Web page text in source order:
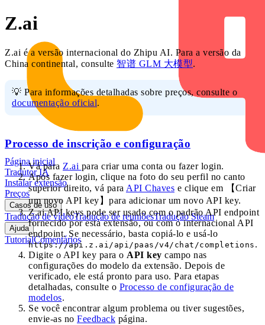
Página inicial
Tradutor IA
Instalar extensão
Preços
Casos de uso
Tradução de vídeoTradução de reuniõesTradução Steam
Ajuda
TutorialComentários
Z.ai
Z.ai é a versão internacional do Zhipu AI. Para a versão da
China continental, consulte 智谱 GLM 大模型.
💡 Para informações detalhadas sobre preços, consulte o
documentação oficial.
Processo de inscrição e configuração
Vá para Z.ai para criar uma conta ou fazer login.
Após fazer login, clique na foto do seu perfil no canto
superior direito, vá para API Chaves e clique em 【Criar
um novo API key】para adicionar um novo API key.
Z.ai API keys pode ser usado com o padrão API endpoint
fornecido por esta extensão, ou com o internacional API
endpoint. Se necessário, basta copiá-lo e usá-lo
https://api.z.ai/api/paas/v4/chat/completions .
Digite o API key para o API key campo nas
configurações do modelo da extensão. Depois de
verificado, ele está pronto para uso. Para etapas
detalhadas, consulte o Processo de configuração de
modelos.
Se você encontrar algum problema ou tiver sugestões,
envie-as no Feedback página.